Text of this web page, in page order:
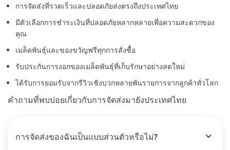
การจัดส่งที่รวดเร็วและปลอดภัยส่งตรงถึงประเทศไทย
มีตัวเลือกการชำระเงินที่ปลอดภัยหลากหลายเพื่อความสะดวกของ
คุณ
เมล็ดพันธุ์และของขวัญฟรีทุกการสั่งซื้อ
รับประกันการงอกของเมล็ดพันธุ์ที่เก็บรักษาอย่างสดใหม่
ได้รับการยอมรับจากรีวิวเชิงบวกหลายพันรายการจากลูกค้าทั่วโลก
คำถามที่พบบ่อยเกี่ยวกับการจัดส่งมายังประเทศไทย
การจัดส่งของฉันเป็นแบบส่วนตัวหรือไม่?